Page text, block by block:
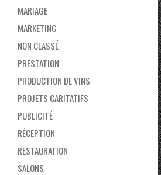
MARIAGE
MARKETING
NON CLASSÉ
PRESTATION
PRODUCTION DE VINS
PROJETS CARITATIFS
PUBLICITÉ
RÉCEPTION
RESTAURATION
SALONS